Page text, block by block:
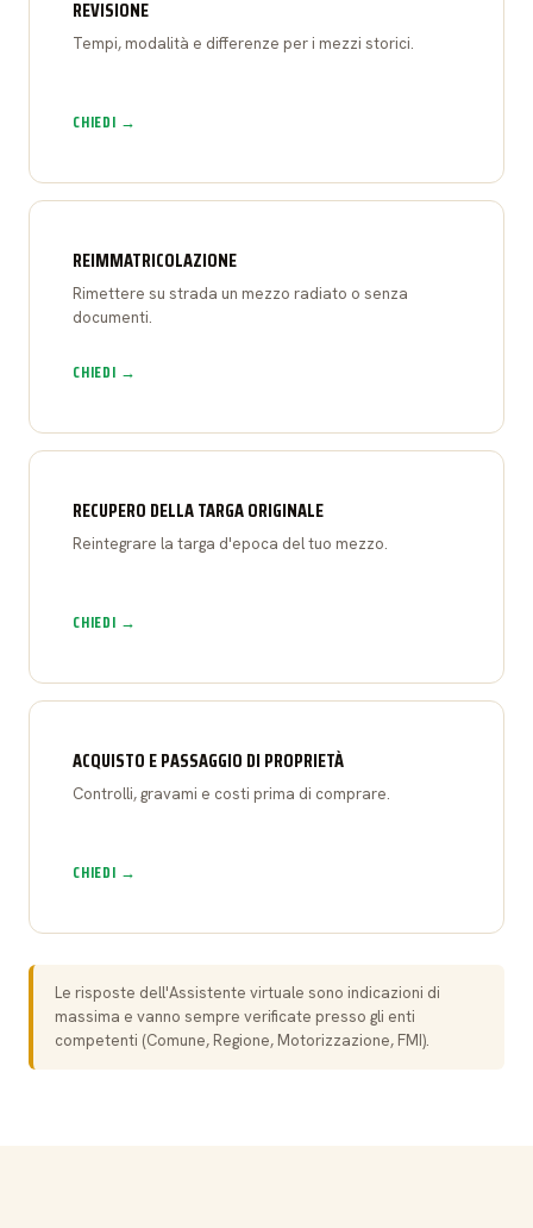
REVISIONE
Tempi, modalità e differenze per i mezzi storici.
CHIEDI →
REIMMATRICOLAZIONE
Rimettere su strada un mezzo radiato o senza
documenti.
CHIEDI →
RECUPERO DELLA TARGA ORIGINALE
Reintegrare la targa d'epoca del tuo mezzo.
CHIEDI →
ACQUISTO E PASSAGGIO DI PROPRIETÀ
Controlli, gravami e costi prima di comprare.
CHIEDI →
Le risposte dell'Assistente virtuale sono indicazioni di
massima e vanno sempre verificate presso gli enti
competenti (Comune, Regione, Motorizzazione, FMI).